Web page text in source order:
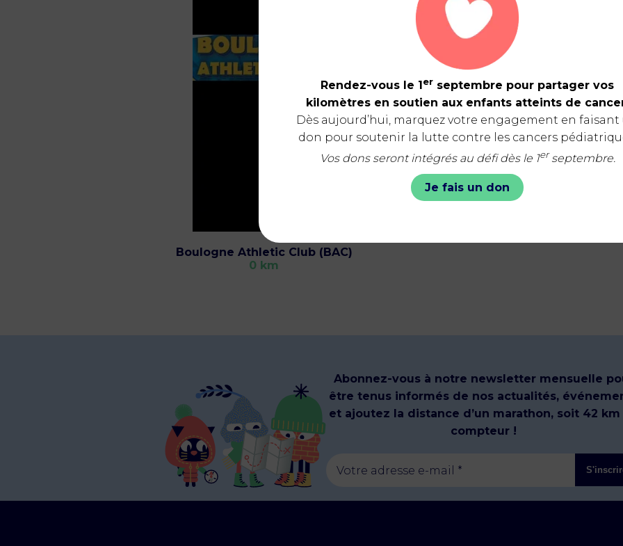
Boulogne Athletic Club (BAC)
0 km
Rendez-vous le 1er septembre pour partager vos
kilomètres en soutien aux enfants atteints de
Dès aujourd’hui, marquez votre engagement en faisant
don pour soutenir la lutte contre les cancers
Vos dons seront intégrés au défi dès le 1erseptembre.
Je fais un don
Abonnez-vous à notre newsletter mensuelle
être tenus informés de nos actualités,
et ajoutez la distance d’un marathon, soit 42 km
compteur !
Votre adresse e-mail *